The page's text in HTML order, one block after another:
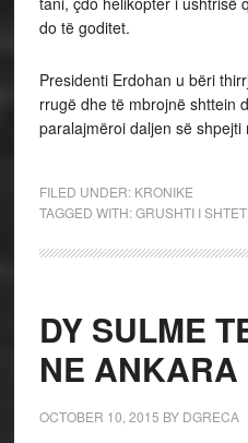
do të goditet.
Presidenti Erdohan u bëri
rrugë dhe të mbrojnë shttein
paralajmëroi daljen së shpejti
FILED UNDER: KRONIKE
TAGGED WITH:GRUSHTI I
DY SULME
NE ANKARA
OCTOBER 10, 2015 BY DGRECA